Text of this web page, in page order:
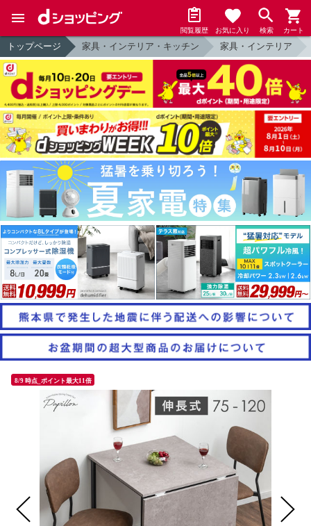
閲覧履歴 お気に入り 検索 カート
トップページ 家具・インテリア・キッチン 家具・インテリア
8/9 時点_ポイント最大11倍